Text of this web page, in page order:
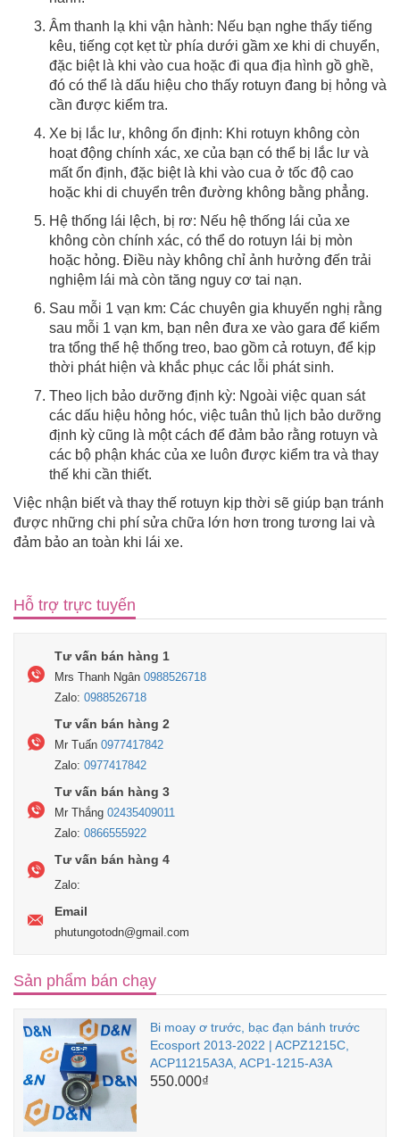
Âm thanh lạ khi vận hành: Nếu bạn nghe thấy tiếng
kêu, tiếng cọt kẹt từ phía dưới gầm xe khi di chuyển,
đặc biệt là khi vào cua hoặc đi qua địa hình gồ ghề,
đó có thể là dấu hiệu cho thấy rotuyn đang bị hỏng và
cần được kiểm tra.
Xe bị lắc lư, không ổn định: Khi rotuyn không còn
hoạt động chính xác, xe của bạn có thể bị lắc lư và
mất ổn định, đặc biệt là khi vào cua ở tốc độ cao
hoặc khi di chuyển trên đường không bằng phẳng.
Hệ thống lái lệch, bị rơ: Nếu hệ thống lái của xe
không còn chính xác, có thể do rotuyn lái bị mòn
hoặc hỏng. Điều này không chỉ ảnh hưởng đến trải
nghiệm lái mà còn tăng nguy cơ tai nạn.
Sau mỗi 1 vạn km: Các chuyên gia khuyến nghị rằng
sau mỗi 1 vạn km, bạn nên đưa xe vào gara để kiểm
tra tổng thể hệ thống treo, bao gồm cả rotuyn, để kịp
thời phát hiện và khắc phục các lỗi phát sinh.
Theo lịch bảo dưỡng định kỳ: Ngoài việc quan sát
các dấu hiệu hỏng hóc, việc tuân thủ lịch bảo dưỡng
định kỳ cũng là một cách để đảm bảo rằng rotuyn và
các bộ phận khác của xe luôn được kiểm tra và thay
thế khi cần thiết.
Việc nhận biết và thay thế rotuyn kịp thời sẽ giúp bạn tránh
được những chi phí sửa chữa lớn hơn trong tương lai và
đảm bảo an toàn khi lái xe.
Hỗ trợ trực tuyến
Tư vấn bán hàng 1
Mrs Thanh Ngân 0988526718
Zalo: 0988526718
Tư vấn bán hàng 2
Mr Tuấn 0977417842
Zalo: 0977417842
Tư vấn bán hàng 3
Mr Thắng 02435409011
Zalo: 0866555922
Tư vấn bán hàng 4
Zalo:
Email
phutungotodn@gmail.com
Sản phẩm bán chạy
Bi moay ơ trước, bạc đạn bánh trước
Ecosport 2013-2022 | ACPZ1215C,
ACP11215A3A, ACP1-1215-A3A
550.000₫